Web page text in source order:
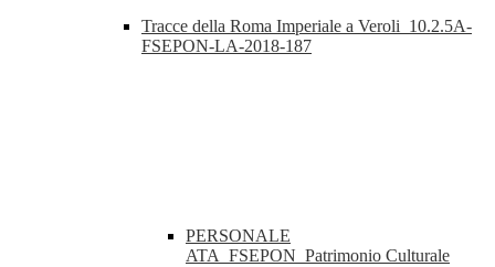
Tracce della Roma Imperiale a Veroli_10.2.5A-
FSEPON-LA-2018-187
PERSONALE
ATA_FSEPON_Patrimonio Culturale